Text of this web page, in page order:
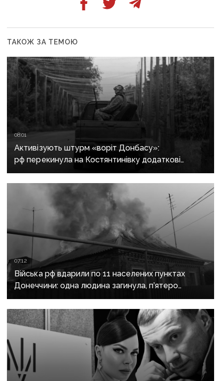
ТАКОЖ ЗА ТЕМОЮ
08:01
Активізують штурм «воріт Донбасу»:
рф перекинула на Костянтинівку додаткові
підрозділи й поновила атаки тритонними
авіабомбами
07:12
Війська рф вдарили по 11 населених пунктах
Донеччини: одна людина загинула, п’ятеро
поранені